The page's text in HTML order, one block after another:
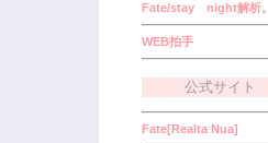
Fate/stay night解析。
WEB拍手
公式サイト
Fate[Realta Nua]